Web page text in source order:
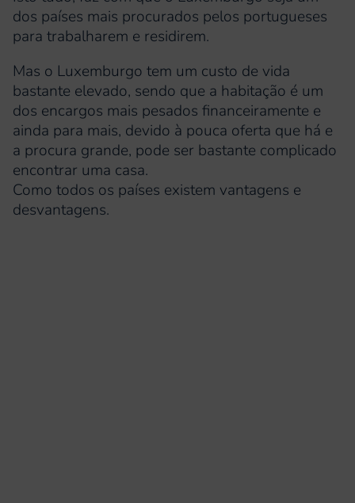
dos países mais procurados pelos portugueses
para trabalharem e residirem.
Mas o Luxemburgo tem um custo de vida
bastante elevado, sendo que a habitação é um
dos encargos mais pesados financeiramente e
ainda para mais, devido à pouca oferta que há e
a procura grande, pode ser bastante complicado
encontrar uma casa.
Como todos os países existem vantagens e
desvantagens.